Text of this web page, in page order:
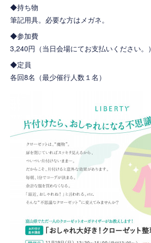
◆持ち物
筆記用具。必要な方はメガネ。
◆参加費
3,240円（当日会場にてお支払いください。）
◆定員
各回8名（最少催行人数１名）